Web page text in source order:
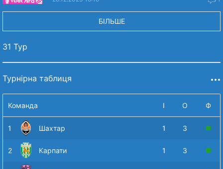
БІЛЬШЕ
31 Тур
Турнірна таблиця
Команда І О Ф
1 Шахтар 1 3
2 Карпати 1 3